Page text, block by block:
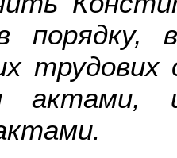
порядку,